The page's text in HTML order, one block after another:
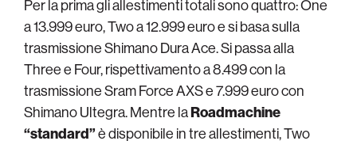
Per la prima gli allestimenti totali sono quattro: One
a 13.999 euro, Two a 12.999 euro e si basa sulla
trasmissione Shimano Dura Ace. Si passa alla
Three e Four, rispettivamento a 8.499 con la
trasmissione Sram Force AXS e 7.999 euro con
Shimano Ultegra. Mentre laRoadmachine
“standard”è disponibile in tre allestimenti, Two